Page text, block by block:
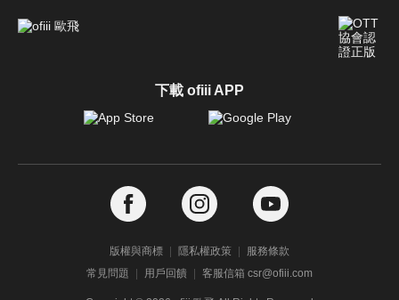
下載 ofiii APP
版權與商標 隱私權政策
服務條款
常見問題
用戶回饋 客服信箱 csr@ofiii.com